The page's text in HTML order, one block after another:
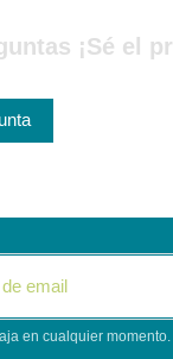
¡Sé el
en cualquier